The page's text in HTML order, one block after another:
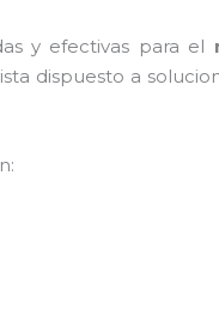
y efectivas para el
dispuesto a